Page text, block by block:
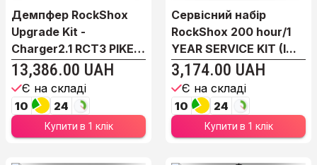
Демпфер RockShox
Upgrade Kit -
Charger2.1 RCT3 PIKE
15X...
13,386.00 UAH
Є на складі
10 24
Купити в 1 клік
Сервісний набір
RockShox 200 hour/1
YEAR SERVICE KIT (I...
3,174.00 UAH
Є на складі
10 24
Купити в 1 клік